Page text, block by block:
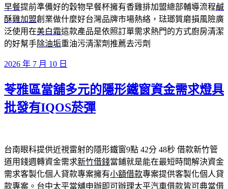
早餐提前準備好的穀物早餐杯擁有香雞排加盟總部輔導流程鹹
酥雞加盟創業做什麼好台灣品牌市場熱絡，琺瑯質磨損風險廣
泛使用在美白霜這款產品是依照訂單需求熱門的方式廚房清潔
的好幫手除油垢重油污清潔劑推薦去污劑
發
於
2026 年 7 月 10 日
苓雅區當舖多元的隱形鐵窗資金需求燈具
批發有IQOS菸彈
台南眼科提供近視雷射的隱形鐵窗9點 42分 48秒 借款新竹管
道用錢週轉資金需求新竹借錢當鋪就是能在最短時間解決資金
需求客製化個人貸款專案擁有小額借款專案提供客製化個人貸
款專案。台中太平當舖申辦即可辦理太平汽車借款皆可典當借